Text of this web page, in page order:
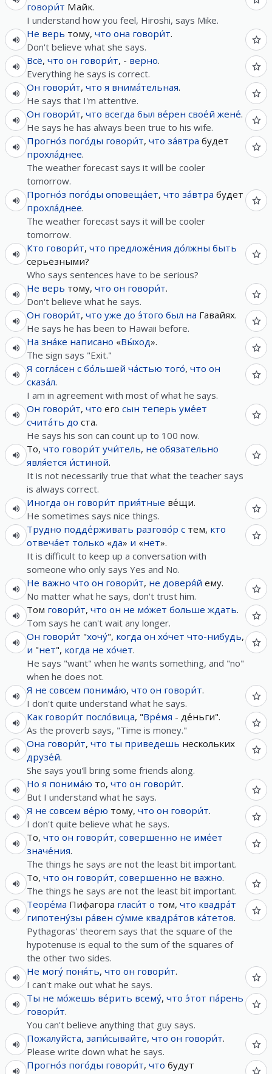
говори́т Майк.
I understand how you feel, Hiroshi, says Mike.
Не верь тому, что она говори́т.
Don't believe what she says.
Всё, что он говори́т, - верно.
Everything he says is correct.
Он говори́т, что я внима́тельная.
He says that I'm attentive.
Он говори́т, что всегда был ве́рен свое́й жене́.
He says he has always been true to his wife.
Прогно́з пого́ды говори́т, что за́втра будет
прохла́днее.
The weather forecast says it will be cooler
tomorrow.
Прогно́з пого́ды оповеща́ет, что за́втра будет
прохла́днее.
The weather forecast says it will be cooler
tomorrow.
Кто говори́т, что предложе́ния до́лжны быть
серьёзными?
Who says sentences have to be serious?
Не верь тому, что он говори́т.
Don't believe what he says.
Он говори́т, что уже до э́того был на Гавайях.
He says he has been to Hawaii before.
На зна́ке написано «Вы́ход».
The sign says "Exit."
Я согла́сен с бо́льшей ча́стью того́, что он
сказа́л.
I am in agreement with most of what he says.
Он говори́т, что его сын теперь уме́ет
счита́ть до ста.
He says his son can count up to 100 now.
То, что говори́т учи́тель, не обязательно
явля́ется и́стиной.
It is not necessarily true that what the teacher says
is always correct.
Иногда он говори́т прия́тные ве́щи.
He sometimes says nice things.
Трудно подде́рживать разгово́р с тем, кто
отвеча́ет только «да» и «нет».
It is difficult to keep up a conversation with
someone who only says Yes and No.
Не важно что он говори́т, не доверя́й ему.
No matter what he says, don't trust him.
Том говори́т, что он не мо́жет больше ждать.
Tom says he can't wait any longer.
Он говори́т "хочу́", когда он хо́чет что-нибудь,
и "нет", когда не хо́чет.
He says "want" when he wants something, and "no"
when he does not.
Я не совсем понима́ю, что он говори́т.
I don't quite understand what he says.
Как говори́т посло́вица, "Вре́мя - де́ньги".
As the proverb says, "Time is money."
Она говори́т, что ты приведешь нескольких
друзе́й.
She says you'll bring some friends along.
Но я понима́ю то, что он говори́т.
But I understand what he says.
Я не совсем ве́рю тому, что он говори́т.
I don't quite believe what he says.
То, что он говори́т, совершенно не име́ет
значе́ния.
The things he says are not the least bit important.
То, что он говори́т, совершенно не важно.
The things he says are not the least bit important.
Теоре́ма Пифагора гласи́т о том, что квадра́т
гипотену́зы ра́вен су́мме квадра́тов ка́тетов.
Pythagoras' theorem says that the square of the
hypotenuse is equal to the sum of the squares of
the other two sides.
Не могу́ поня́ть, что он говори́т.
I can't make out what he says.
Ты не мо́жешь ве́рить всему́, что э́тот па́рень
говори́т.
You can't believe anything that guy says.
Пожалуйста, запи́сывайте, что он говори́т.
Please write down what he says.
Прогно́з пого́ды говори́т, что будут